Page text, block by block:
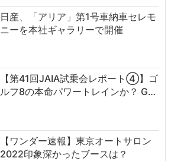
日産、「アリア」第1号車納車セレモ
ニーを本社ギャラリーで開催
【第41回JAIA試乗会レポート④】ゴ
ルフ8の本命パワートレインか？ G…
【ワンダー速報】東京オートサロン
2022印象深かったブースは？